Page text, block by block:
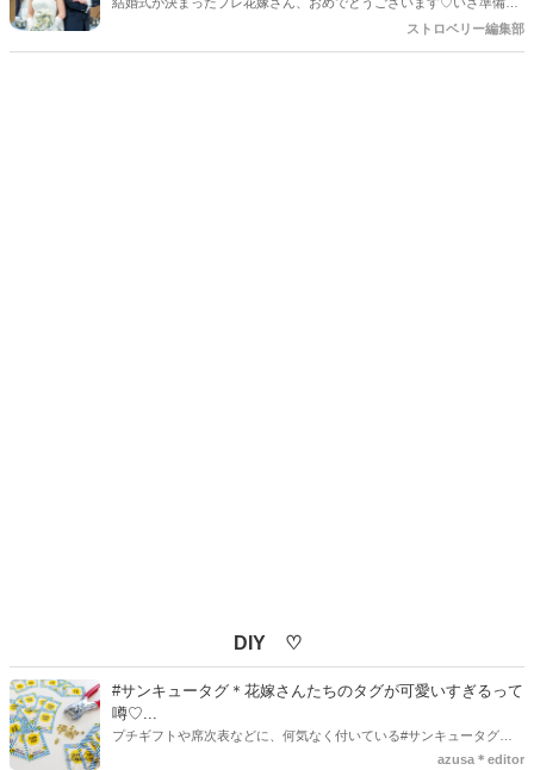
始めると、「何から手をつければいいの？」「他の人はどんなことを
ストロベリー編集部
DIY ♡
#サンキュータグ＊花嫁さんたちのタグが可愛いすぎるって
噂♡...
プチギフトや席次表などに、何気なく付いている#サンキュータグ実
はほとんどの花嫁さんが手作りしてるってご存知でしたか！？あるの
azusa＊editor